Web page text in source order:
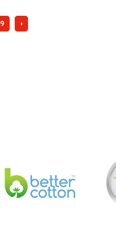
9 ›